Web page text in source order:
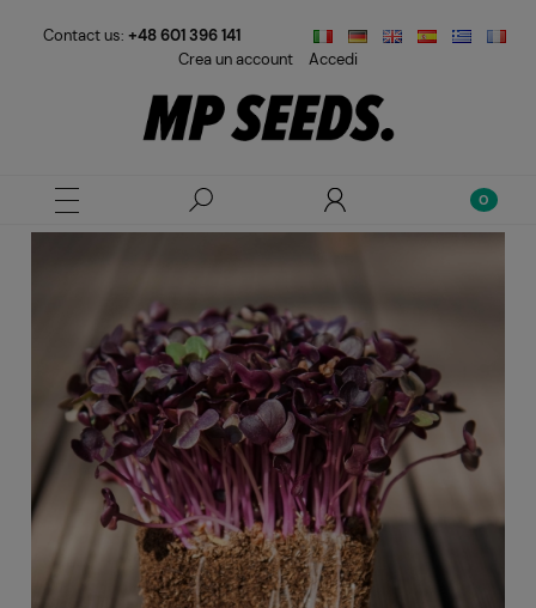
Contact us: +48 601 396 141
Crea un account
Accedi